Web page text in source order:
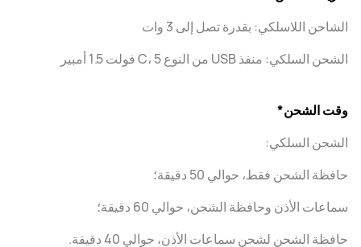
الشاحن اللاسلكي: بقدرة تصل إلى 3 وات
الشحن السلكي: منفذ USB من النوع C، 5 فولت 1.5 أمبير
وقت الشحن*
الشحن السلكي:
حافظة الشحن فقط، حوالي 50 دقيقة؛
سماعات الأذن وحافظة الشحن، حوالي 60 دقيقة؛
حافظة الشحن لشحن سماعات الأذن، حوالي 40 دقيقة.